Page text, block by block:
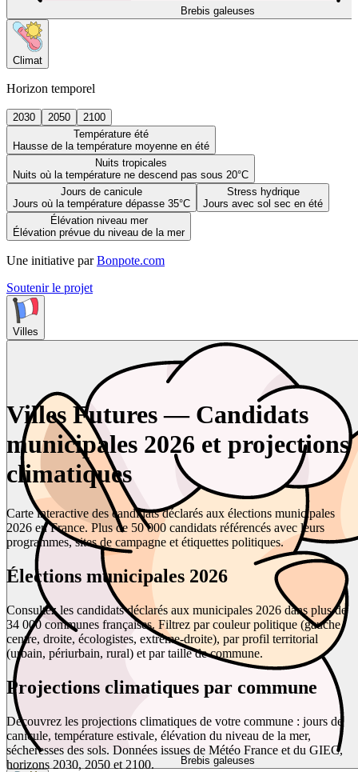
Brebis galeuses
Climat
Horizon temporel
2030 2050
2100
Température été
Hausse de la température moyenne en été
Nuits tropicales
Nuits où la température ne descend pas sous 20°C
Jours de canicule
Jours où la température dépasse 35°C
Stress hydrique
Jours avec sol sec en été
Élévation niveau mer
Élévation prévue du niveau de la mer
Une initiative par Bonpote.com
Soutenir le projet
Villes
Brebis galeuses
Villes Futures — Candidats
municipales 2026 et projections
climatiques
Carte interactive des candidats déclarés aux élections municipales
2026 en France. Plus de 50 000 candidats référencés avec leurs
programmes, sites de campagne et étiquettes politiques.
Élections municipales 2026
Consultez les candidats déclarés aux municipales 2026 dans plus de
34 000 communes françaises. Filtrez par couleur politique (gauche,
centre, droite, écologistes, extrême-droite), par profil territorial
(urbain, périurbain, rural) et par taille de commune.
Projections climatiques par commune
Découvrez les projections climatiques de votre commune : jours de
canicule, température estivale, élévation du niveau de la mer,
sécheresses des sols. Données issues de Météo France et du GIEC,
horizons 2030, 2050 et 2100.